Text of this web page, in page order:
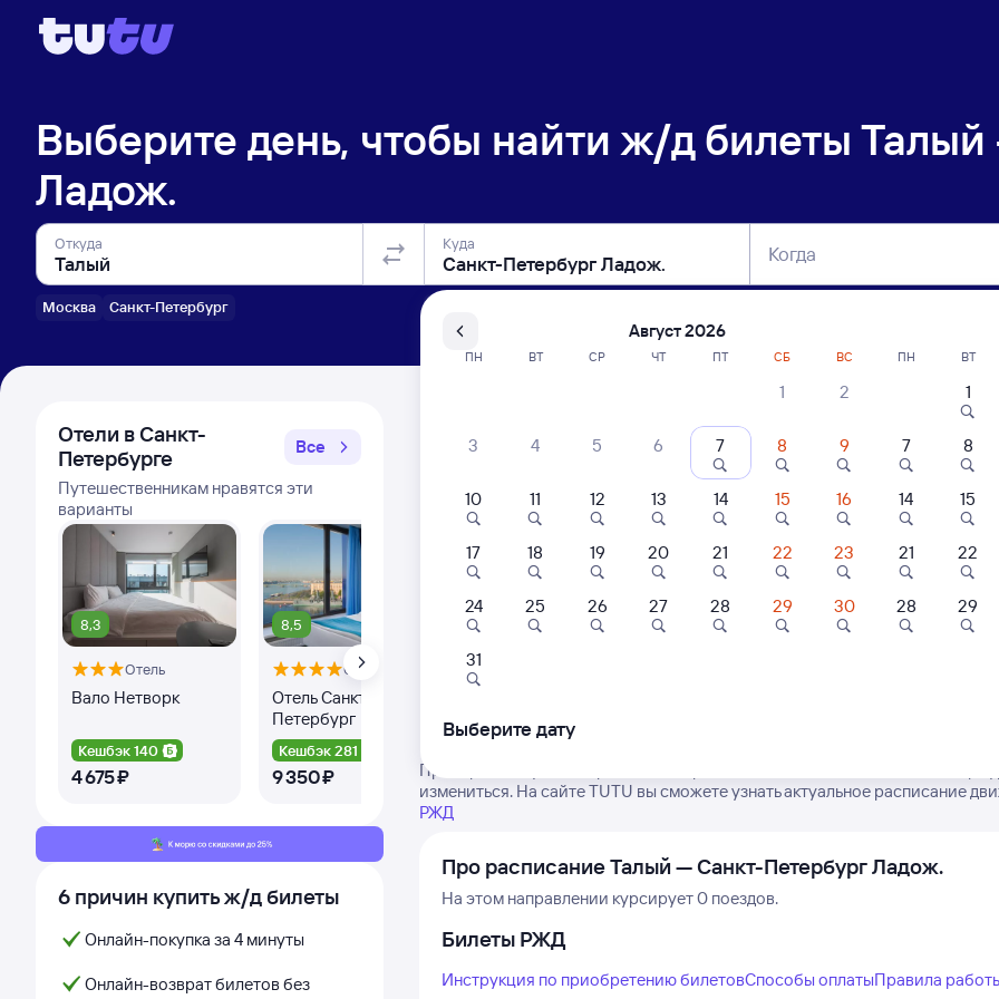
Выберите день, чтобы найти ж/д билеты Талый
Ладож.
Откуда
Москва Санкт-Петербург
Куда Когда
Отели в Санкт-
Петербурге
Все
Путешественникам нравятся эти
варианты
8,3
Отель
Вало Нетворк
Кешбэк 140
4 ⁠675 ⁠₽
8,5
Отель
Отель Санкт-
Петербург
Кешбэк 281
9 ⁠350 ⁠₽
Отель
8 ⁠800 ⁠₽ 8 ⁠500 ⁠₽
8,5
3 ⁠000 ⁠₽
6 причин купить ж/д билеты
Онлайн-покупка за 4 минуты
Онлайн-возврат билетов без
Расписание поездов Талый — Санкт-
Нет рейсов по этому
Проверьте актуальное расписание рейсов РЖД из Талого в Санкт-
измениться. На сайте TUTU вы сможете узнать актуальное расписание
РЖД
Про расписание Талый — Санкт-Петербург Ладож.
На этом направлении курсирует 0 поездов.
Билеты РЖД
Инструкция по приобретению билетовСпособы оплатыПравила
Август 2026
ПН ВТ СР ЧТ ПТ СБ ВС
1 2
3 4 5 6 7 8 9
10 11 12 13 14 15 16
17 18 19 20 21 22 23
24 25 26 27 28 29 30
31
ПН ВТ
1
7 8
14 15
21 22
28 29
Выберите дату